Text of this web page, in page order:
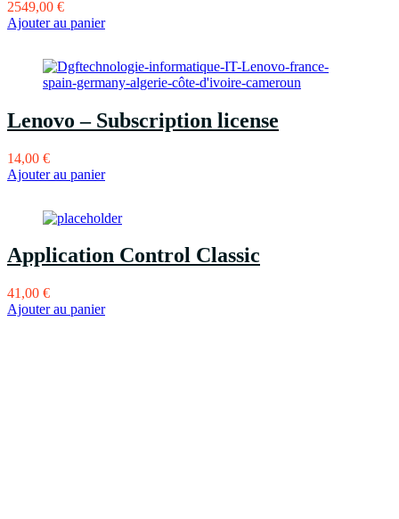
2549,00 €
Ajouter au panier
Lenovo – Subscription license
14,00 €
Ajouter au panier
Application Control Classic
41,00 €
Ajouter au panier